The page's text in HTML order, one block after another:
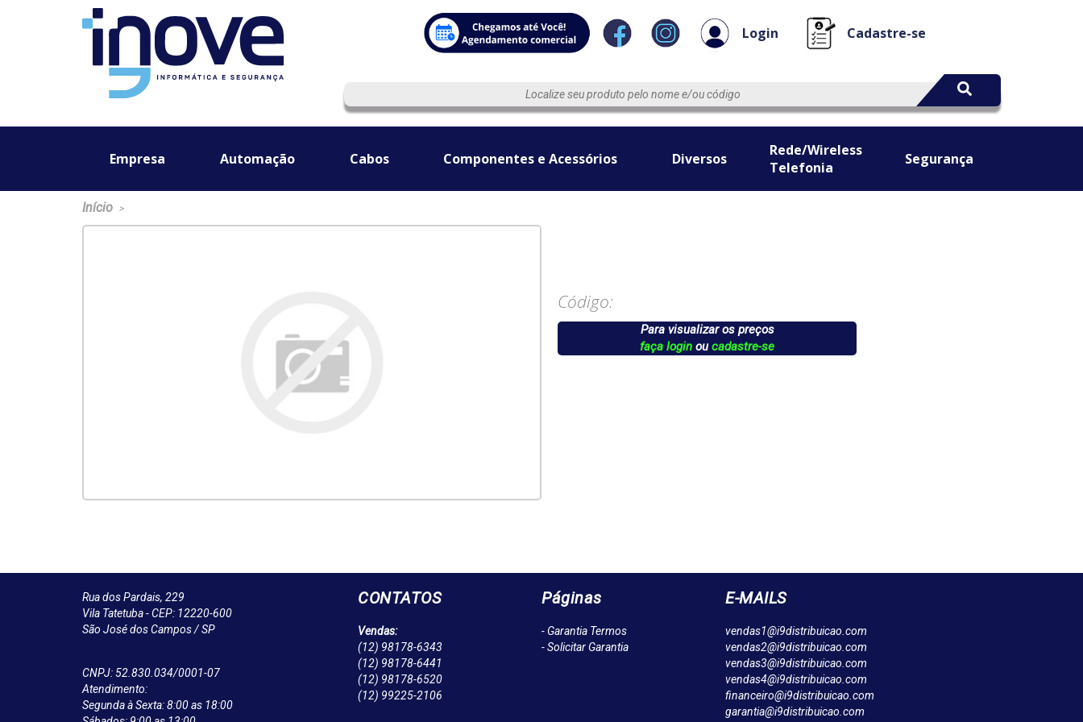
Login Cadastre-se
Empresa Automação Cabos Componentes e Acessórios Diversos
Rede/Wireless
Telefonia
Segurança
Início >
Código:
Para visualizar os preços
faça login oucadastre-se
Rua dos Pardais, 229
Vila Tatetuba - CEP: 12220-600
São José dos Campos / SP
CNPJ: 52.830.034/0001-07
Atendimento:
Segunda à Sexta: 8:00 as 18:00
CONTATOS
Vendas:
(12) 98178-6343
(12) 98178-6441
(12) 98178-6520
(12) 99225-2106
Páginas
- Garantia Termos
- Solicitar Garantia
E-MAILS
vendas1@i9distribuicao.com
vendas2@i9distribuicao.com
vendas3@i9distribuicao.com
vendas4@i9distribuicao.com
financeiro@i9distribuicao.com
garantia@i9distribuicao.com